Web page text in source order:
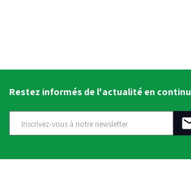
Restez informés de l'actualité en continu